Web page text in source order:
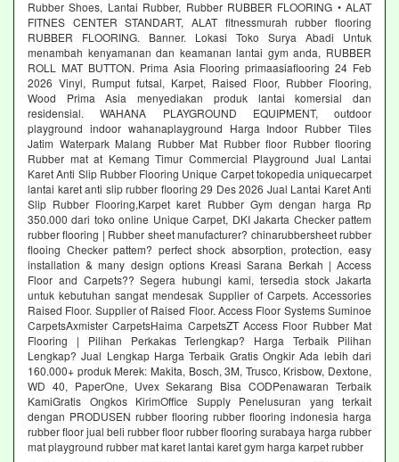
Rubber Shoes, Lantai Rubber, Rubber RUBBER FLOORING • ALAT
FITNES CENTER STANDART, ALAT fitnessmurah rubber flooring
RUBBER FLOORING. Banner. Lokasi Toko Surya Abadi Untuk
menambah kenyamanan dan keamanan lantai gym anda, RUBBER
ROLL MAT BUTTON. Prima Asia Flooring primaasiaflooring 24 Feb
2026 Vinyl, Rumput futsal, Karpet, Raised Floor, Rubber Flooring,
Wood Prima Asia menyediakan produk lantai komersial dan
residensial. WAHANA PLAYGROUND EQUIPMENT, outdoor
playground indoor wahanaplayground Harga Indoor Rubber Tiles
Jatim Waterpark Malang Rubber Mat Rubber floor Rubber flooring
Rubber mat at Kemang Timur Commercial Playground Jual Lantai
Karet Anti Slip Rubber Flooring Unique Carpet tokopedia uniquecarpet
lantai karet anti slip rubber flooring 29 Des 2026 Jual Lantai Karet Anti
Slip Rubber Flooring,Karpet karet Rubber Gym dengan harga Rp
350.000 dari toko online Unique Carpet, DKI Jakarta Checker pattem
rubber flooring | Rubber sheet manufacturer? chinarubbersheet rubber
flooing Checker pattem? perfect shock absorption, protection, easy
installation & many design options Kreasi Sarana Berkah | Access
Floor and Carpets?? Segera hubungi kami, tersedia stock Jakarta
untuk kebutuhan sangat mendesak Supplier of Carpets. Accessories
Raised Floor. Supplier of Raised Floor. Access Floor Systems Suminoe
CarpetsAxmister CarpetsHaima CarpetsZT Access Floor Rubber Mat
Flooring | Pilihan Perkakas Terlengkap? Harga Terbaik Pilihan
Lengkap? Jual Lengkap Harga Terbaik Gratis Ongkir Ada lebih dari
160.000+ produk Merek: Makita, Bosch, 3M, Trusco, Krisbow, Dextone,
WD 40, PaperOne, Uvex Sekarang Bisa CODPenawaran Terbaik
KamiGratis Ongkos KirimOffice Supply Penelusuran yang terkait
dengan PRODUSEN rubber flooring rubber flooring indonesia harga
rubber floor jual beli rubber floor rubber flooring surabaya harga rubber
mat playground rubber mat karet lantai karet gym harga karpet rubber